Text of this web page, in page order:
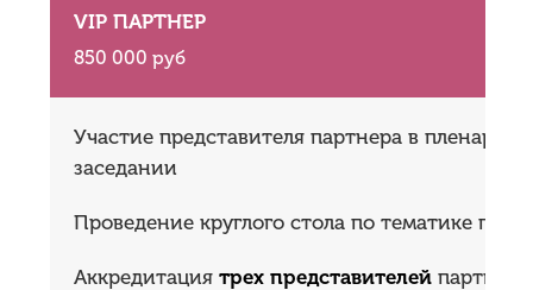
VIP ПАРТНЕР
850 000 руб
Участие представителя партнера в пленарном
заседании
Проведение круглого стола по тематике
Аккредитация трех представителей партнера